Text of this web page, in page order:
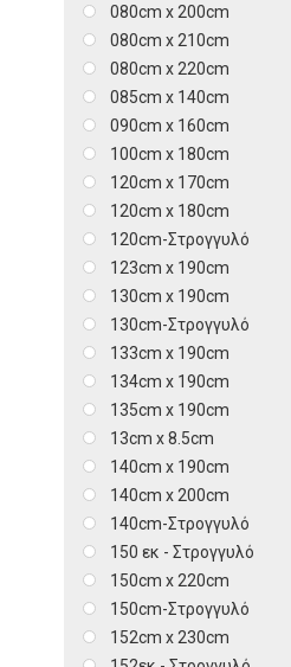
080cm x 200cm
080cm x 210cm
080cm x 220cm
085cm x 140cm
090cm x 160cm
100cm x 180cm
120cm x 170cm
120cm x 180cm
120cm-Στρογγυλό
123cm x 190cm
130cm x 190cm
130cm-Στρογγυλό
133cm x 190cm
134cm x 190cm
135cm x 190cm
13cm x 8.5cm
140cm x 190cm
140cm x 200cm
140cm-Στρογγυλό
150 εκ - Στρογγυλό
150cm x 220cm
150cm-Στρογγυλό
152cm x 230cm